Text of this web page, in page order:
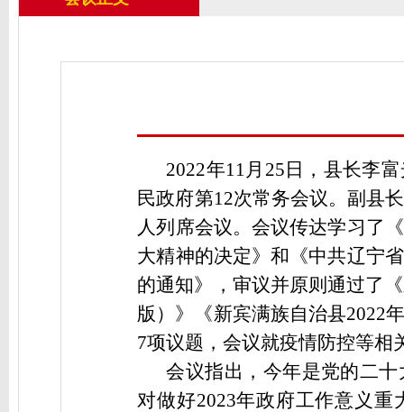
2022年11月25日，县长李
民政府第12次常务会议。副县
人列席会议。会议传达学习了
大精神的决定》和《中共辽宁
的通知》，审议并原则通过了
版）》《新宾满族自治县2022
7项议题，会议就疫情防控等相
会议指出， 今年是党的二
对做好2023年政府工作意义